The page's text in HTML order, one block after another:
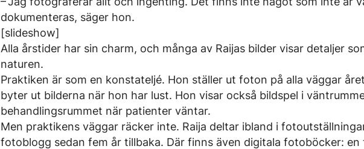
dokumenteras, säger hon.
[slideshow]
Alla årstider har sin charm, och många av Raijas bilder visar detaljer
naturen.
Praktiken är som en konstateljé. Hon ställer ut foton på alla väggar
byter ut bilderna när hon har lust. Hon visar också bildspel i
behandlingsrummet när patienter väntar.
Men praktikens väggar räcker inte. Raija deltar ibland i
fotoblogg sedan fem år tillbaka. Där finns även digitala fotoböcker: